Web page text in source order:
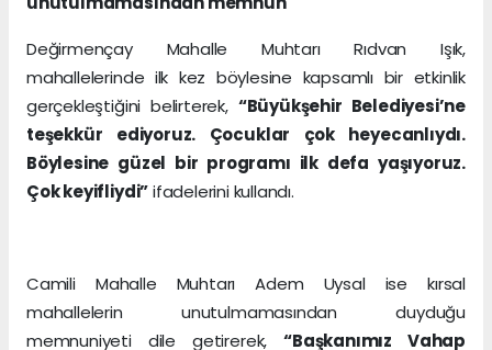
Değirmençay Mahalle Muhtarı Rıdvan Işık,
mahallelerinde ilk kez böylesine kapsamlı bir etkinlik
gerçekleştiğini belirterek, “Büyükşehir Belediyesi’ne
teşekkür ediyoruz. Çocuklar çok heyecanlıydı.
Böylesine güzel bir programı ilk defa yaşıyoruz.
Çok keyifliydi”ifadelerini kullandı.
Camili Mahalle Muhtarı Adem Uysal ise kırsal
mahallelerin unutulmamasından duyduğu
memnuniyeti dile getirerek,“Başkanımız Vahap